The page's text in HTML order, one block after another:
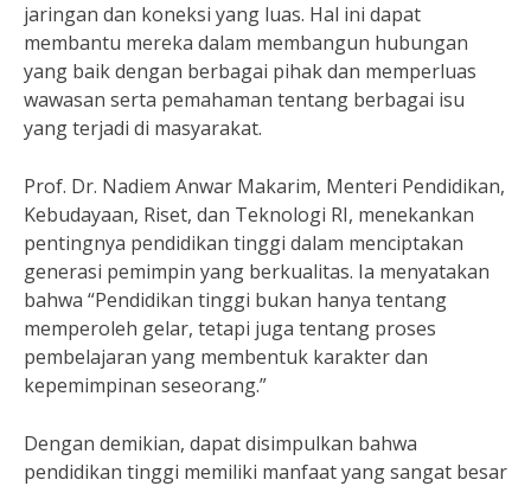
jaringan dan koneksi yang luas. Hal ini dapat
membantu mereka dalam membangun hubungan
yang baik dengan berbagai pihak dan memperluas
wawasan serta pemahaman tentang berbagai isu
yang terjadi di masyarakat.
Prof. Dr. Nadiem Anwar Makarim, Menteri Pendidikan,
Kebudayaan, Riset, dan Teknologi RI, menekankan
pentingnya pendidikan tinggi dalam menciptakan
generasi pemimpin yang berkualitas. Ia menyatakan
bahwa “Pendidikan tinggi bukan hanya tentang
memperoleh gelar, tetapi juga tentang proses
pembelajaran yang membentuk karakter dan
kepemimpinan seseorang.”
Dengan demikian, dapat disimpulkan bahwa
pendidikan tinggi memiliki manfaat yang sangat besar